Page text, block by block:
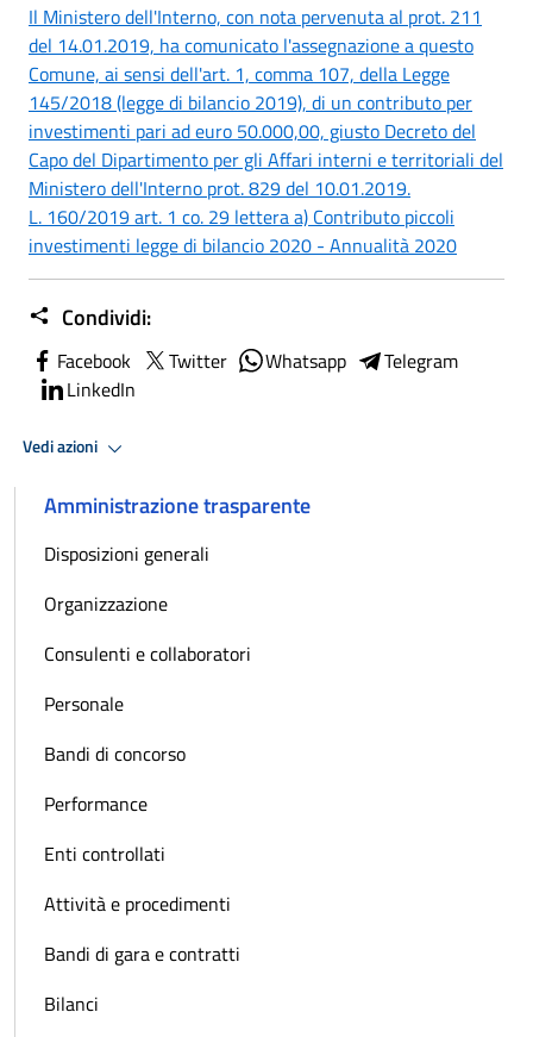
Il Ministero dell'Interno, con nota pervenuta al prot. 211
del 14.01.2019, ha comunicato l'assegnazione a questo
Comune, ai sensi dell'art. 1, comma 107, della Legge
145/2018 (legge di bilancio 2019), di un contributo per
investimenti pari ad euro 50.000,00, giusto Decreto del
Capo del Dipartimento per gli Affari interni e territoriali del
Ministero dell'Interno prot. 829 del 10.01.2019.
L. 160/2019 art. 1 co. 29 lettera a) Contributo piccoli
investimenti legge di bilancio 2020 - Annualità 2020
Condividi:
Facebook Twitter Whatsapp
Telegram
LinkedIn
Vedi azioni
Amministrazione trasparente
Disposizioni generali
Organizzazione
Consulenti e collaboratori
Personale
Bandi di concorso
Performance
Enti controllati
Attività e procedimenti
Bandi di gara e contratti
Bilanci